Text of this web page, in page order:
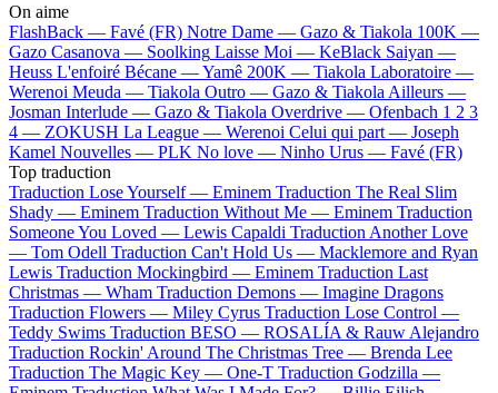
On aime
FlashBack — Favé (FR) Notre Dame — Gazo & Tiakola 100K —
Gazo Casanova — Soolking Laisse Moi — KeBlack Saiyan —
Heuss L'enfoiré Bécane —Yamê 200K — Tiakola Laboratoire —
Werenoi Meuda — Tiakola Outro — Gazo & Tiakola Ailleurs —
Josman Interlude — Gazo & Tiakola Overdrive — Ofenbach 1 2 3
4 — ZOKUSH La League — Werenoi Celui qui part — Joseph
Kamel Nouvelles — PLK No love — Ninho Urus — Favé (FR)
Top traduction
Traduction Lose Yourself — Eminem Traduction The Real Slim
Shady — Eminem Traduction Without Me — Eminem Traduction
Someone You Loved — Lewis Capaldi Traduction Another Love
— Tom Odell Traduction Can't Hold Us — Macklemore and Ryan
Lewis Traduction Mockingbird — Eminem Traduction Last
Christmas — Wham Traduction Demons — Imagine Dragons
Traduction Flowers — Miley Cyrus Traduction Lose Control —
Teddy Swims Traduction BESO — ROSALÍA & Rauw Alejandro
Traduction Rockin' Around The Christmas Tree — Brenda Lee
Traduction The Magic Key — One-T Traduction Godzilla —